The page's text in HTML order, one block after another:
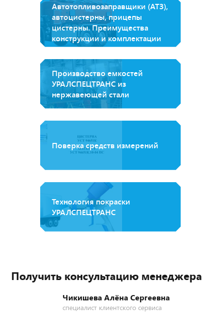
Автотопливозаправщики (АТЗ),
автоцистерны, прицепы
цистерны. Преимущества
конструкции и комплектации
Производство емкостей
УРАЛСПЕЦТРАНС из
нержавеющей стали
Поверка средств измерений
Технология покраски
УРАЛСПЕЦТРАНС
Получить консультацию менеджера
Чикишева Алёна Сергеевна
специалист клиентского сервиса